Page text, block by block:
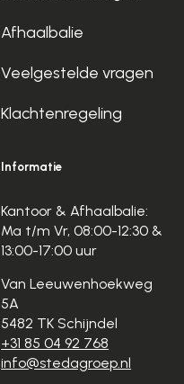
Afhaalbalie
Veelgestelde vragen
Klachtenregeling
Informatie
Kantoor & Afhaalbalie:
Ma t/m Vr, 08:00-12:30 &
13:00-17:00 uur
Van Leeuwenhoekweg
5A
5482 TK Schijndel
+31 85 04 92 768
info@stedagroep.nl